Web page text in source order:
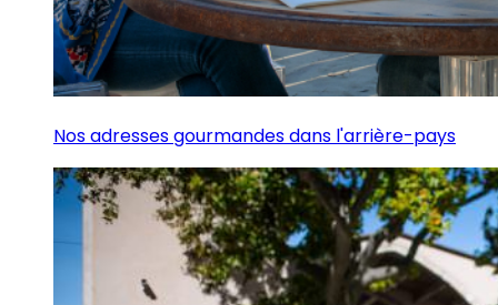
Nos adresses gourmandes dans l'arrière-pays